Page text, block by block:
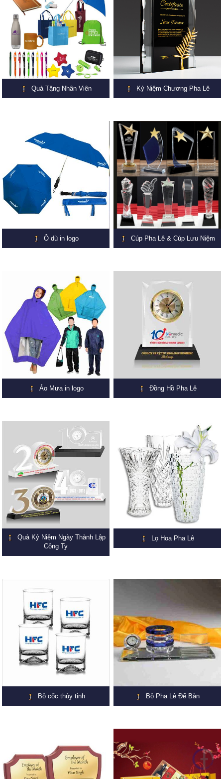
Quà Tặng Nhân Viên Kỷ Niệm Chương Pha Lê
Ô dù in logo Cúp Pha Lê & Cúp Lưu Niệm
Áo Mưa in logo Đồng Hồ Pha Lê
Quà Kỷ Niệm Ngày Thành Lập
Công Ty
Lọ Hoa Pha Lê
Bộ cốc thủy tinh Bộ Pha Lê Để Bàn